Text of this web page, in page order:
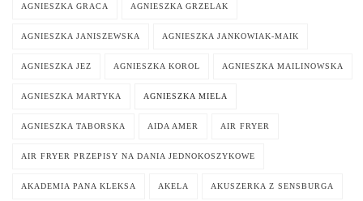
AGNIESZKA GRACA AGNIESZKA GRZELAK
AGNIESZKA JANISZEWSKA AGNIESZKA JANKOWIAK-MAIK
AGNIESZKA JEZ AGNIESZKA KOROL AGNIESZKA MAILINOWSKA
AGNIESZKA MARTYKA AGNIESZKA MIELA
AGNIESZKA TABORSKA AIDA AMER AIR FRYER
AIR FRYER PRZEPISY NA DANIA JEDNOKOSZYKOWE
AKADEMIA PANA KLEKSA AKELA AKUSZERKA Z SENSBURGA